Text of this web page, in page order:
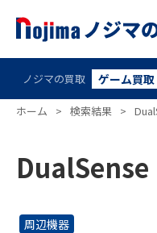
ノジマの買取 ゲーム買取
ホーム > 検索結果 >
DualSense
周辺機器